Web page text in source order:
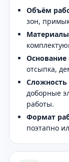
Объём
зон,
Материалы
Основание
отсыпка,
доборные
работы.
Формат
поэтапно